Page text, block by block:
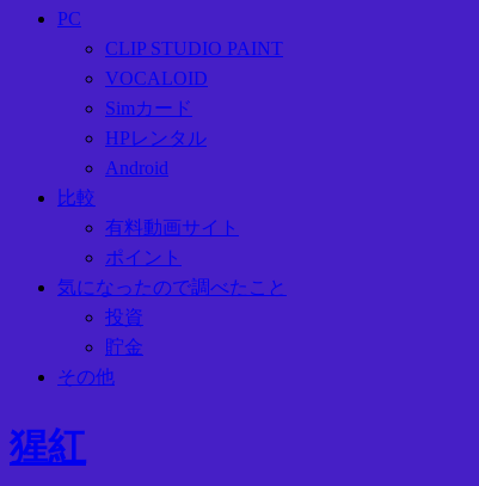
PC
CLIP STUDIO PAINT
VOCALOID
Simカード
HPレンタル
Android
比較
有料動画サイト
ポイント
気になったので調べたこと
投資
貯金
その他
猩紅